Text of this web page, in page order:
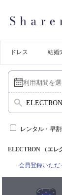
ドレス 結婚
レンタル・早
ELECTRON （エレ
会員登録いただ